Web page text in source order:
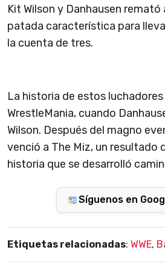
Kit Wilson y Danhausen remató
patada característica para
la cuenta de tres.
La historia de estos
WrestleMania, cuando
Wilson. Después del magno
venció a The Miz, un resultado
historia que se desarrolló
Síguenos en
Etiquetas relacionadas: WWE,